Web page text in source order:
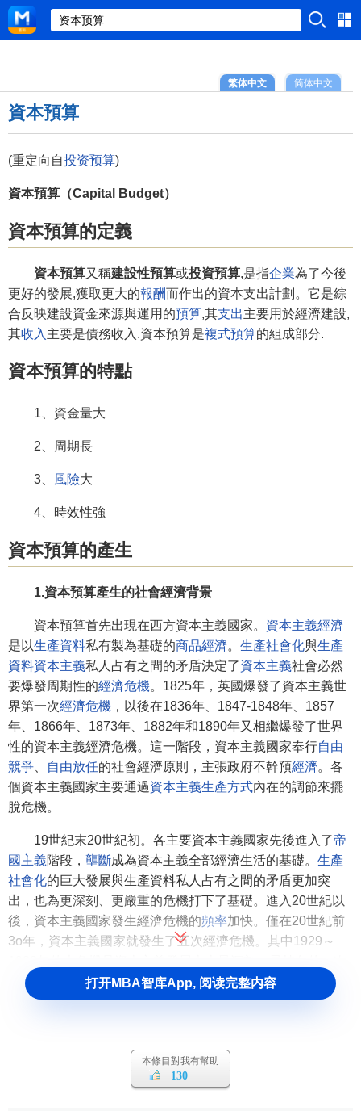
简体中文
繁体中文
資本預算
(重定向自投资预算)
資本預算（Capital Budget）
資本預算的定義
資本預算又稱建設性預算或投資預算,是指企業為了今後
更好的發展,獲取更大的報酬而作出的資本支出計劃。它是綜
合反映建設資金來源與運用的預算,其支出主要用於經濟建設,
其收入 主要是債務收入.資本預算是複式預算的組成部分.
資本預算的特點
1、資金量大
2、周期長
3、 風險大
4、時效性強
資本預算的產生
1.資本預算產生的社會經濟背景
資本預算首先出現在西方資本主義國家。 資本主義經濟
是以生產資料私有製為基礎的商品經濟。 生產社會化與生產
資料資本主義私人占有之間的矛盾決定了資本主義社會必然
要爆發周期性的經濟危機。1825年，英國爆發了資本主義世
界第一次經濟危機 ，以後在1836年、1847-1848年、1857
年、1866年、1873年、1882年和1890年又相繼爆發了世界
性的資本主義經濟危機。這一階段，資本主義國家奉行自由
競爭
自由放任的社會經濟原則，主張政府不幹預經濟。各
個資本主義國家主要通過資本主義生產方式內在的調節來擺
脫危機。
19世紀末20世紀初。各主要資本主義國家先後進入了帝
國主義階段， 壟斷成為資本主義全部經濟生活的基礎。 生產
社會化的巨大發展與生產資料私人占有之間的矛盾更加突
出，也為更深刻、更嚴重的危機打下了基礎。進入20世紀以
後，資本主義國家發生經濟危機的頻率加快。僅在20世紀前
3o年，資本主義國家就發生了五次經濟危機。其中1929～
經濟危機
。從美國開始，迅速席卷了整個資本主義世界。在
這次危機中，資本主義經濟受到了嚴重打擊，工業生產下降
、政府不幹預經濟的政策已經不適用
了，需要加強政府對經濟生活的干預和調控作用，擴大政府
打开MBA智库App, 阅读完整内容
本條目對我有幫助
130